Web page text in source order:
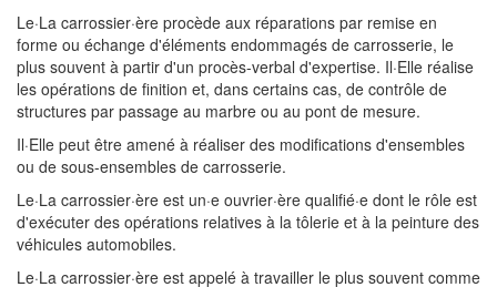
Le·La carrossier·ère procède aux réparations par remise en
forme ou échange d'éléments endommagés de carrosserie, le
plus souvent à partir d'un procès-verbal d'expertise. Il·Elle réalise
les opérations de finition et, dans certains cas, de contrôle de
structures par passage au marbre ou au pont de mesure.
Il·Elle peut être amené à réaliser des modifications d'ensembles
ou de sous-ensembles de carrosserie.
Le·La carrossier·ère est un·e ouvrier·ère qualifié·e dont le rôle est
d'exécuter des opérations relatives à la tôlerie et à la peinture des
véhicules automobiles.
Le·La carrossier·ère est appelé à travailler le plus souvent comme